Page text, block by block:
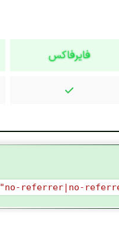
فایرفاکس
"no-referrer|no-